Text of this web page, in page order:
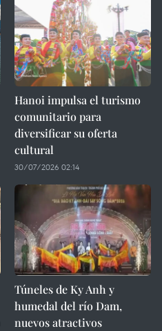
Hanoi impulsa el turismo
comunitario para
diversificar su oferta
cultural
30/07/2026 02:14
Túneles de Ky Anh y
humedal del río Dam,
nuevos atractivos